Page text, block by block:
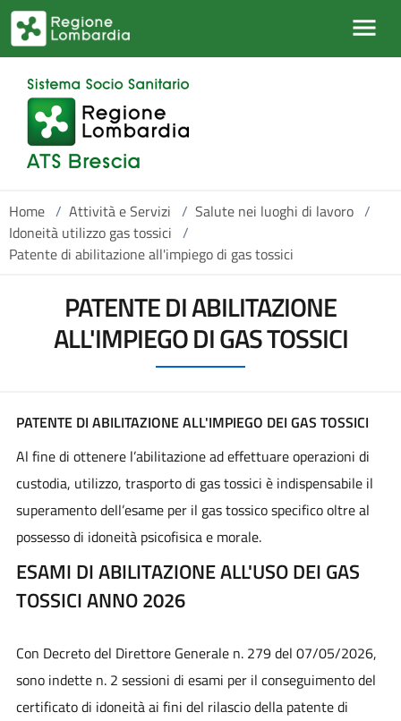
Salta al contenuto principale
Home / Attività e Servizi / Salute nei luoghi di lavoro /
Idoneità utilizzo gas tossici /
Patente di abilitazione all'impiego di gas tossici
PATENTE DI ABILITAZIONE
ALL'IMPIEGO DI GAS TOSSICI
PATENTE DI ABILITAZIONE ALL'IMPIEGO DEI GAS TOSSICI
Al fine di ottenere l’abilitazione ad effettuare operazioni di
custodia, utilizzo, trasporto di gas tossici è indispensabile il
superamento dell’esame per il gas tossico specifico oltre al
possesso di idoneità psicofisica e morale.
ESAMI DI ABILITAZIONE ALL'USO DEI GAS
TOSSICI ANNO 2026
Con Decreto del Direttore Generale n. 279 del 07/05/2026,
sono indette n. 2 sessioni di esami per il conseguimento del
certificato di idoneità ai fini del rilascio della patente di